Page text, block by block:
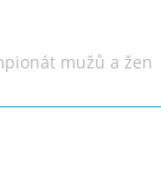
mužů a žen